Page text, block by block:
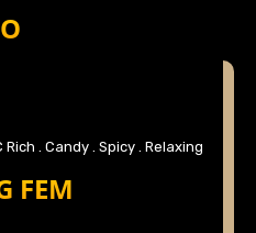
Rich .Candy .Spicy .Relaxing
FEM